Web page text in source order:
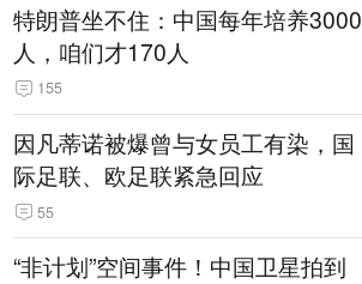
特朗普坐不住：中国每年培养3000
人，咱们才170人
155
因凡蒂诺被爆曾与女员工有染，国
际足联、欧足联紧急回应
55
“非计划”空间事件！中国卫星拍到